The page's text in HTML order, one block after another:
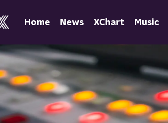
Home News XChart Music